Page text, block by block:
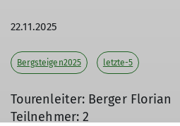
22.11.2025
Bergsteigen2025 letzte-5
Tourenleiter: Berger Florian
Teilnehmer: 2